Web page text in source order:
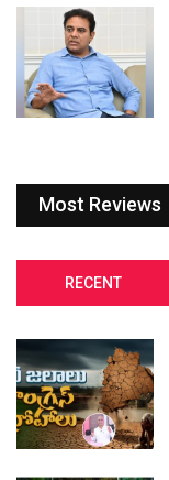
Most Reviews
RECENT